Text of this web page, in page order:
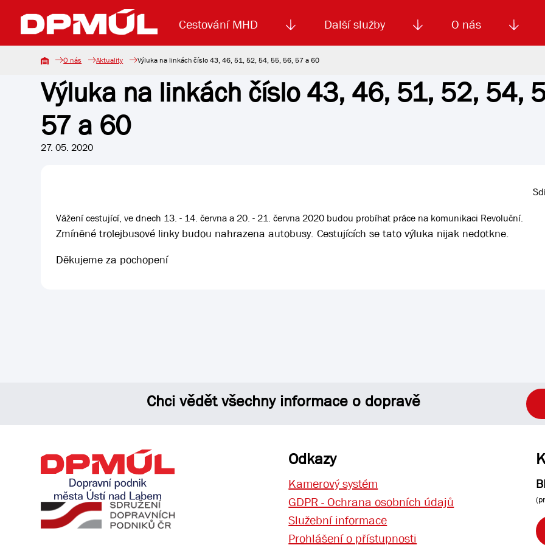
Cestování MHD
Uzavření mostu Dr. E. Beneše Koupit jízdenku Jízdné MHD El. jízdenka (EOS)
Další služby
Lanová dráha Reklama Smluvní doprava Autoškola
O nás
Základní údaje Aktuality Výběrová řízení Kariéra
O nás Aktuality Výluka na linkách číslo 43, 46, 51, 52, 54, 55, 56, 57 a 60
Výluka na linkách číslo 43, 46, 51, 52, 54,
57 a 60
27. 05. 2020
Vážení cestující, ve dnech 13. - 14. června a 20. - 21. června 2020 budou probíhat práce na komunikaci Revoluční.
Zmíněné trolejbusové linky budou nahrazena autobusy. Cestujících se tato výluka nijak nedotkne.
Děkujeme za pochopení
Chci vědět všechny informace o dopravě
Odkazy
Kamerový systém
GDPR - Ochrana osobních údajů
Služební informace
Prohlášení o přístupnosti